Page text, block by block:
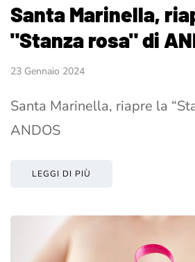
Santa Marinella,
"Stanza rosa" di
23 Gennaio 2024
Santa Marinella, riapre la
ANDOS
LEGGI DI PIÙ